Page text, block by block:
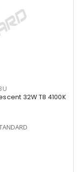
32W T8 4100K